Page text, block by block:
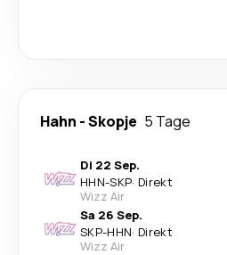
Hahn -Skopje 5 Tage
Di 22 Sep.
HHN-SKP· Direkt
Wizz Air
Sa 26 Sep.
SKP-HHN· Direkt
Wizz Air